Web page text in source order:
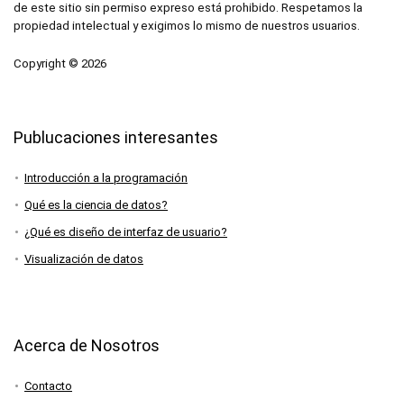
de este sitio sin permiso expreso está prohibido. Respetamos la
propiedad intelectual y exigimos lo mismo de nuestros usuarios.
Copyright © 2026
Publucaciones interesantes
Introducción a la programación
Qué es la ciencia de datos?
¿Qué es diseño de interfaz de usuario?
Visualización de datos
Acerca de Nosotros
Contacto